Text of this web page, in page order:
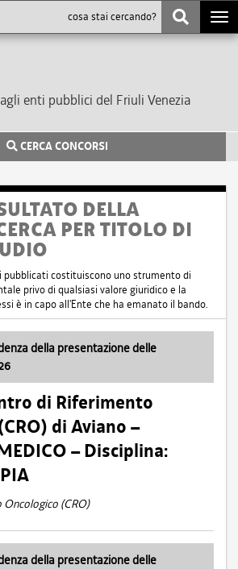
enti pubblici del Friuli Venezia
CERCA CONCORSI
DELLA
PER TITOLO DI
pubblicati costituiscono uno strumento di
privo di qualsiasi valore giuridico e la
è in capo all'Ente che ha emanato il bando.
della presentazione delle
di Riferimento
di Aviano –
– Disciplina:
(CRO)
della presentazione delle